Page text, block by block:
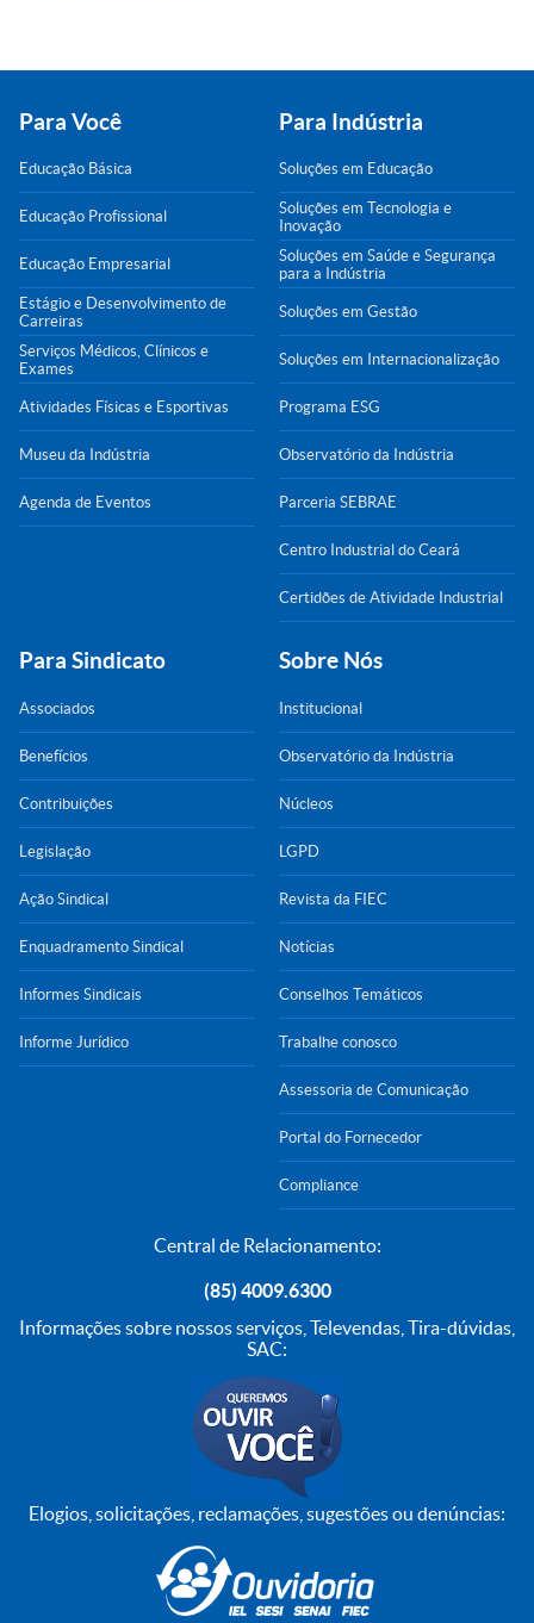
Para Você
Educação Básica
Educação Profissional
Educação Empresarial
Estágio e Desenvolvimento de
Carreiras
Serviços Médicos, Clínicos e
Exames
Atividades Físicas e Esportivas
Museu da Indústria
Agenda de Eventos
Para Indústria
Soluções em Educação
Soluções em Tecnologia e
Inovação
Soluções em Saúde e Segurança
para a Indústria
Soluções em Gestão
Soluções em Internacionalização
Programa ESG
Observatório da Indústria
Parceria SEBRAE
Centro Industrial do Ceará
Certidões de Atividade Industrial
Para Sindicato
Associados
Benefícios
Contribuições
Legislação
Ação Sindical
Enquadramento Sindical
Informes Sindicais
Informe Jurídico
Sobre Nós
Institucional
Observatório da Indústria
Núcleos
LGPD
Revista da FIEC
Notícias
Conselhos Temáticos
Trabalhe conosco
Assessoria de Comunicação
Portal do Fornecedor
Compliance
Central de Relacionamento:
(85) 4009.6300
Informações sobre nossos serviços, Televendas, Tira-dúvidas,
SAC:
Elogios, solicitações, reclamações, sugestões ou denúncias: